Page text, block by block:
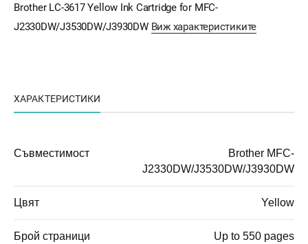
Brother LC-3617 Yellow Ink Cartridge for MFC-
J2330DW/J3530DW/J3930DW Виж характеристиките
ХАРАКТЕРИСТИКИ
Съвместимост
Brother MFC-
J2330DW/J3530DW/J3930DW
Цвят Yellow
Брой страници Up to 550 pages